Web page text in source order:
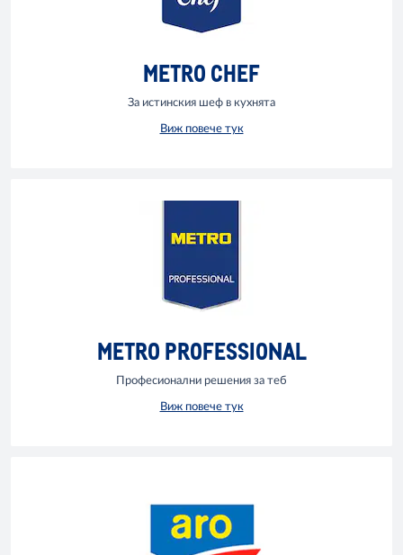
METRO CHEF
За истинския шеф в кухнята
Виж повече тук
METRO PROFESSIONAL
Професионални решения за теб
Виж повече тук